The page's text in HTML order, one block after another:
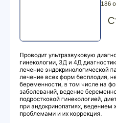
186
Проводит ультразвуковую
гинекологии, 3Д и 4Д
лечение эндокринологической
лечение всех форм бесплодия,
беременности, в том числе на
заболеваний, ведение
подростковой гинекологией,
при эндокринопатиях,
проблемами и их коррекция.